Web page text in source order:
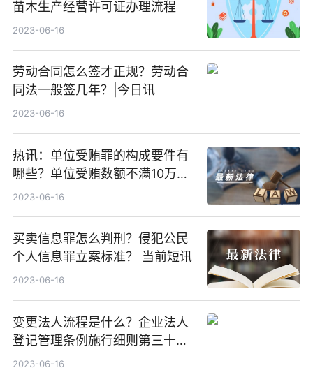
苗木生产经营许可证办理流程
2023-06-16
劳动合同怎么签才正规？劳动合
同法一般签几年？|今日讯
2023-06-16
热讯：单位受贿罪的构成要件有
哪些？单位受贿数额不满10万元
不构成立案标准吗？
2023-06-16
买卖信息罪怎么判刑？侵犯公民
个人信息罪立案标准？ 当前短讯
2023-06-16
变更法人流程是什么？企业法人
登记管理条例施行细则第三十五
条的内容是什么？
2023-06-16